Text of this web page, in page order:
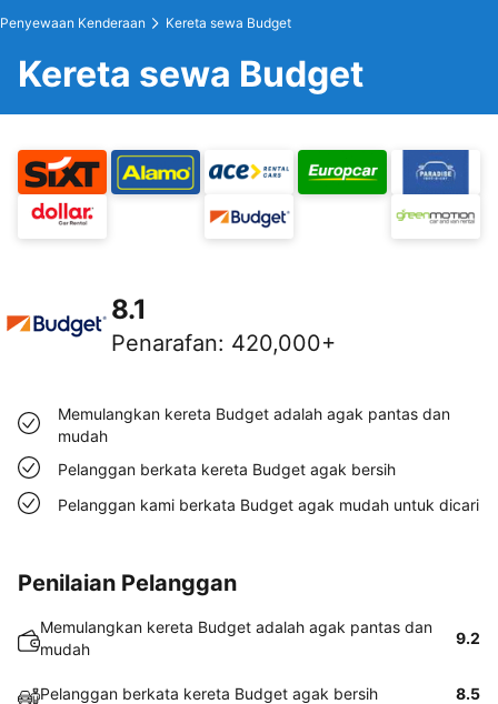
Penyewaan Kenderaan Kereta sewa Budget
Kereta sewa Budget
8.1
Penarafan: 420,000+
Memulangkan kereta Budget adalah agak pantas dan
mudah
Pelanggan berkata kereta Budget agak bersih
Pelanggan kami berkata Budget agak mudah untuk dicari
Penilaian Pelanggan
Memulangkan kereta Budget adalah agak pantas dan
mudah
9.2
Pelanggan berkata kereta Budget agak bersih 8.5